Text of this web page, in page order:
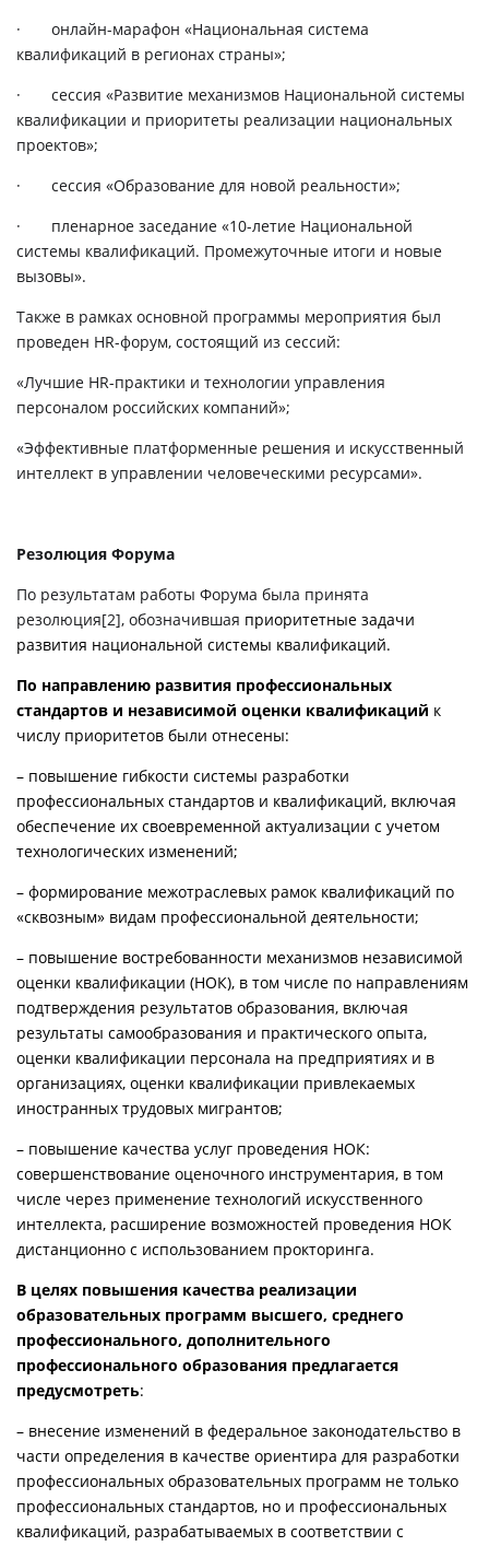
· онлайн-марафон «Национальная система
квалификаций в регионах страны»;
· сессия «Развитие механизмов Национальной системы
квалификации и приоритеты реализации национальных
проектов»;
· сессия «Образование для новой реальности»;
· пленарное заседание «10-летие Национальной
системы квалификаций. Промежуточные итоги и новые
вызовы».
Также в рамках основной программы мероприятия был
проведен HR-форум, состоящий из сессий:
«Лучшие HR-практики и технологии управления
персоналом российских компаний»;
«Эффективные платформенные решения и искусственный
интеллект в управлении человеческими ресурсами».
Резолюция Форума
По результатам работы Форума была принята
резолюция[2], обозначившая приоритетные задачи
развития национальной системы квалификаций.
По направлению развития профессиональных
стандартов и независимой оценки квалификаций к
числу приоритетов были отнесены:
– повышение гибкости системы разработки
профессиональных стандартов и квалификаций, включая
обеспечение их своевременной актуализации с учетом
технологических изменений;
– формирование межотраслевых рамок квалификаций по
«сквозным» видам профессиональной деятельности;
– повышение востребованности механизмов независимой
оценки квалификации (НОК), в том числе по направлениям
подтверждения результатов образования, включая
результаты самообразования и практического опыта,
оценки квалификации персонала на предприятиях и в
организациях, оценки квалификации привлекаемых
иностранных трудовых мигрантов;
– повышение качества услуг проведения НОК:
совершенствование оценочного инструментария, в том
числе через применение технологий искусственного
интеллекта, расширение возможностей проведения НОК
дистанционно с использованием прокторинга.
В целях повышения качества реализации
образовательных программ высшего, среднего
профессионального, дополнительного
профессионального образования предлагается
предусмотреть:
– внесение изменений в федеральное законодательство в
части определения в качестве ориентира для разработки
профессиональных образовательных программ не только
профессиональных стандартов, но и профессиональных
квалификаций, разрабатываемых в соответствии с